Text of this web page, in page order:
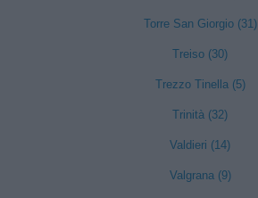
Torre San Giorgio (31)
Treiso (30)
Trezzo Tinella (5)
Trinità (32)
Valdieri (14)
Valgrana (9)